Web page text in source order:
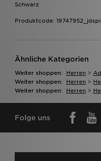
Schwarz
Produktcode:
Ähnliche Kategorien
Weiter shoppen: Herren >
Weiter shoppen:
Herren >
Weiter shoppen:
Herren >
Folge uns